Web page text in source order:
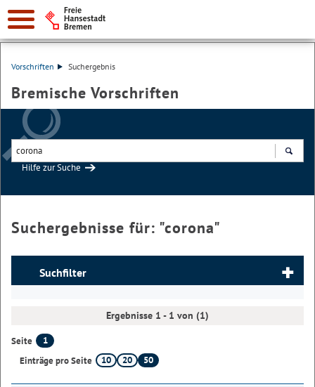
Vorschriften Suchergebnis
Bremische Vorschriften
Hilfe zur Suche
Suchergebnisse für: "corona"
Suchfilter
Ergebnisse 1 - 1 von (1)
Seite
1
Einträge pro Seite
10 20 50